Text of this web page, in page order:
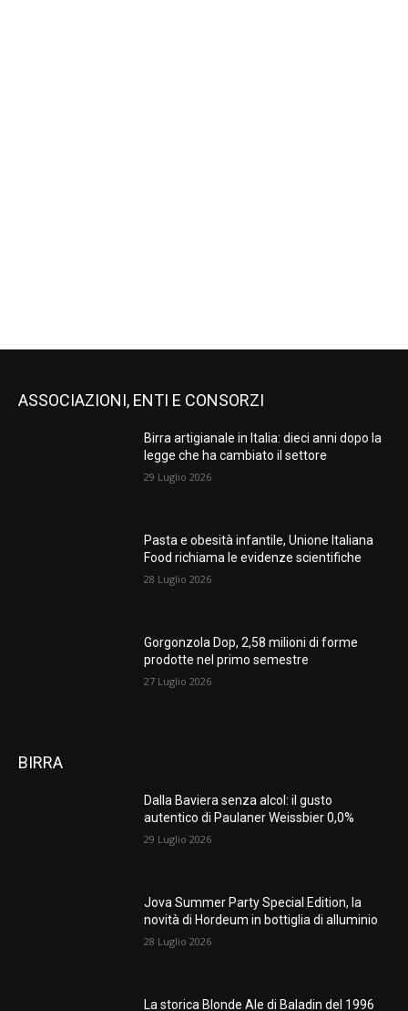
ASSOCIAZIONI, ENTI E CONSORZI
Birra artigianale in Italia: dieci anni dopo la
legge che ha cambiato il settore
29 Luglio 2026
Pasta e obesità infantile, Unione Italiana
Food richiama le evidenze scientifiche
28 Luglio 2026
Gorgonzola Dop, 2,58 milioni di forme
prodotte nel primo semestre
27 Luglio 2026
BIRRA
Dalla Baviera senza alcol: il gusto
autentico di Paulaner Weissbier 0,0%
29 Luglio 2026
Jova Summer Party Special Edition, la
novità di Hordeum in bottiglia di alluminio
28 Luglio 2026
La storica Blonde Ale di Baladin del 1996